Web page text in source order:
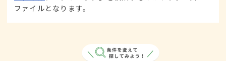
ファイルとなります。